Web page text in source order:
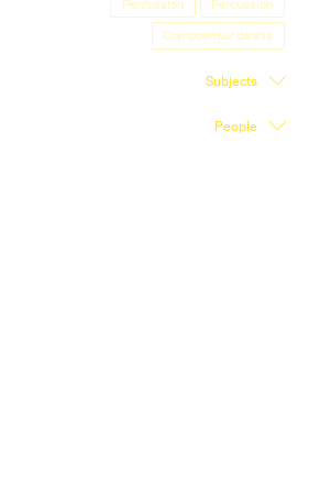
Percussion
Percussion
Compositeur danois
Subjects
People